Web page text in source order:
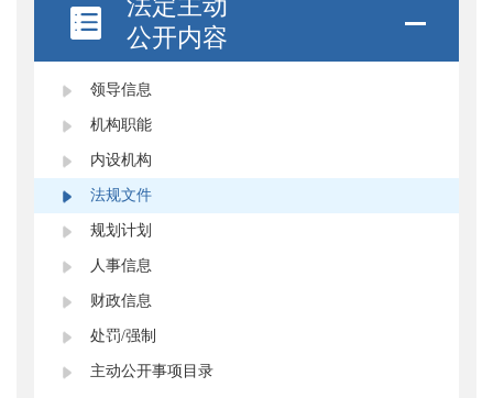
法定主动
公开内容
领导信息
机构职能
内设机构
法规文件
规划计划
人事信息
财政信息
处罚/强制
主动公开事项目录